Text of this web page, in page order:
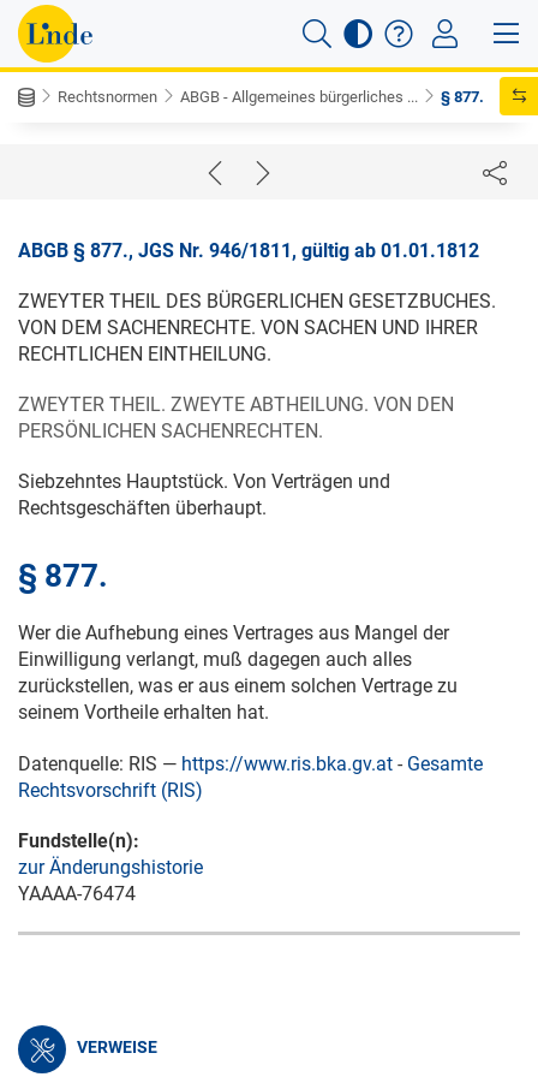
Rechtsnormen ABGB - Allgemeines bürgerliches ... § 877.
ABGB § 877., JGS Nr. 946/1811, gültig ab 01.01.1812
ZWEYTER THEIL DES BÜRGERLICHEN GESETZBUCHES.
VON DEM SACHENRECHTE. VON SACHEN UND IHRER
RECHTLICHEN EINTHEILUNG.
ZWEYTER THEIL. ZWEYTE ABTHEILUNG. VON DEN
PERSÖNLICHEN SACHENRECHTEN.
Siebzehntes Hauptstück. Von Verträgen und
Rechtsgeschäften überhaupt.
§ 877.
Wer die Aufhebung eines Vertrages aus Mangel der
Einwilligung verlangt, muß dagegen auch alles
zurückstellen, was er aus einem solchen Vertrage zu
seinem Vortheile erhalten hat.
Datenquelle: RIS — https://www.ris.bka.gv.at - Gesamte
Rechtsvorschrift (RIS)
Fundstelle(n):
zur Änderungshistorie
YAAAA-76474
VERWEISE